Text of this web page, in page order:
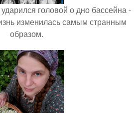
головой о дно бассейна -
изменилась самым странным
образом.